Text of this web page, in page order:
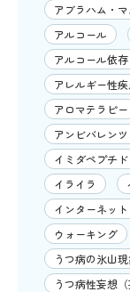
アブラハム・
アルコール
アルコール依存
アレルギー性疾
アロマテラピー
アンビバレンツ
イミダペプチド
イライラ
インターネッ
ウォーキング
うつ病の氷山
うつ病性妄想（